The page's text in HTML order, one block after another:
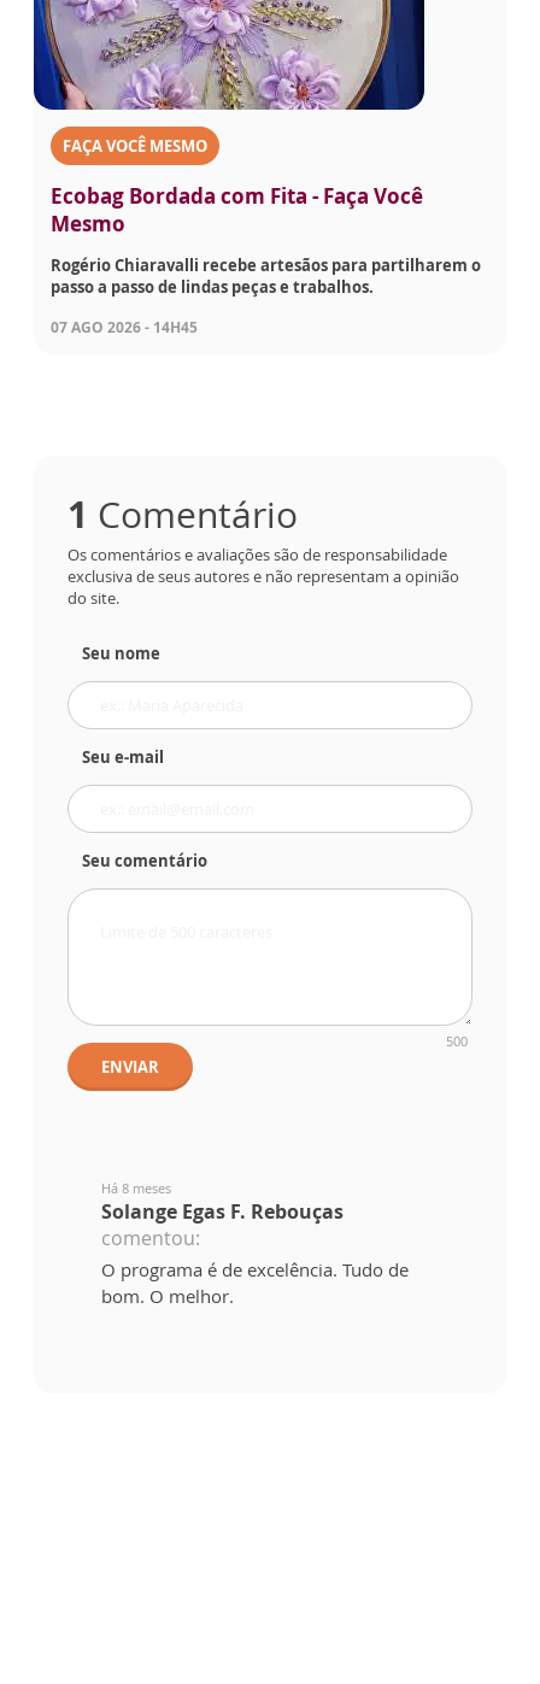
FAÇA VOCÊ MESMO
Ecobag Bordada com Fita - Faça Você
Mesmo
Rogério Chiaravalli recebe artesãos para partilharem o
passo a passo de lindas peças e trabalhos.
07 AGO 2026 - 14H45
1 Comentário
Os comentários e avaliações são de responsabilidade
exclusiva de seus autores e não representam a opinião
do site.
Seu nome
Seu e-mail
Seu comentário
500
ENVIAR
Há 8 meses
Solange Egas F. Rebouças
comentou:
O programa é de excelência. Tudo de
bom. O melhor.